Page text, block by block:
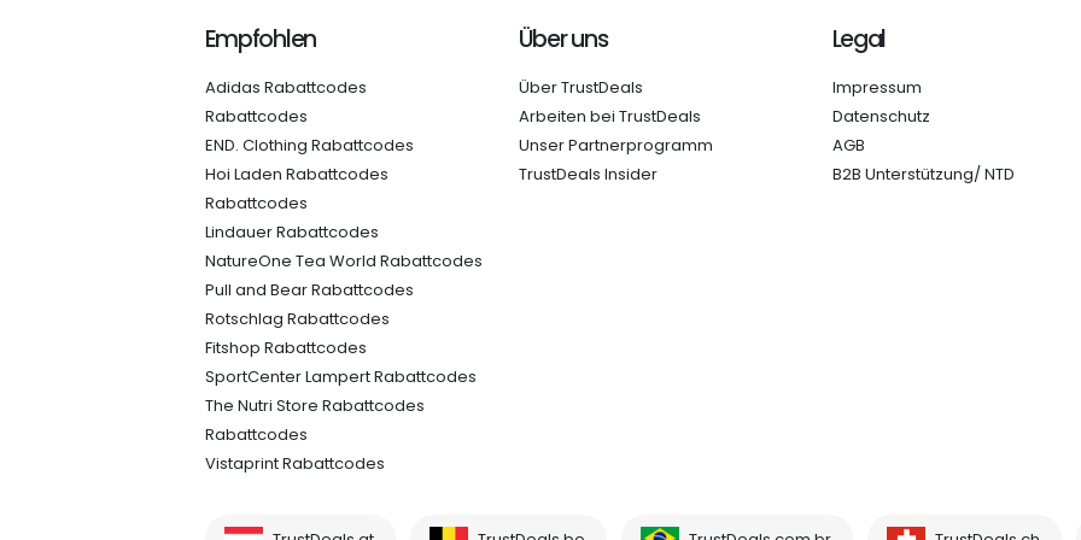
Empfohlen
Adidas Rabattcodes
Rabattcodes
END. Clothing Rabattcodes
Hoi Laden Rabattcodes
Rabattcodes
Lindauer Rabattcodes
NatureOne Tea World Rabattcodes
Pull and Bear Rabattcodes
Rotschlag Rabattcodes
Fitshop Rabattcodes
SportCenter Lampert Rabattcodes
The Nutri Store Rabattcodes
Rabattcodes
Vistaprint Rabattcodes
Über uns
Über TrustDeals
Arbeiten bei TrustDeals
Unser Partnerprogramm
TrustDeals Insider
Legal
Impressum
Datenschutz
AGB
B2B Unterstützung/ NTD